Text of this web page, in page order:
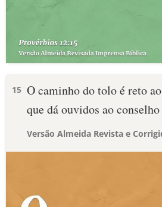
15 O caminho do tolo é reto
que dá ouvidos ao
Versão Almeida Revista e